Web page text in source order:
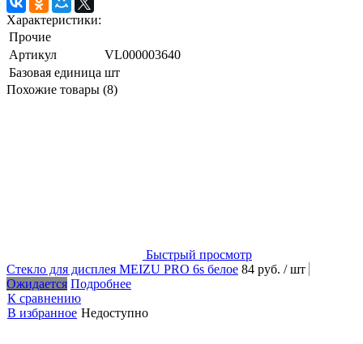
Характеристики:
Прочие
Артикул
VL000003640
Базовая единица шт
Похожие товары (8)
Быстрый просмотр
Стекло для дисплея MEIZU PRO 6s белое 84 руб. / шт
Ожидается Подробнее
К сравнению
В избранное Недоступно